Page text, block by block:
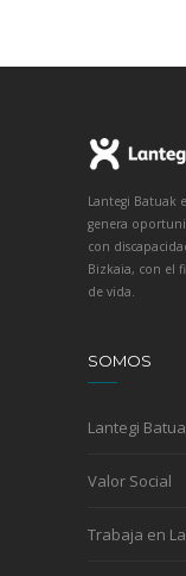
Lantegi Batuak
genera
con
Bizkaia, con el
de vida.
SOMOS
Lantegi
Valor Social
Trabaja en